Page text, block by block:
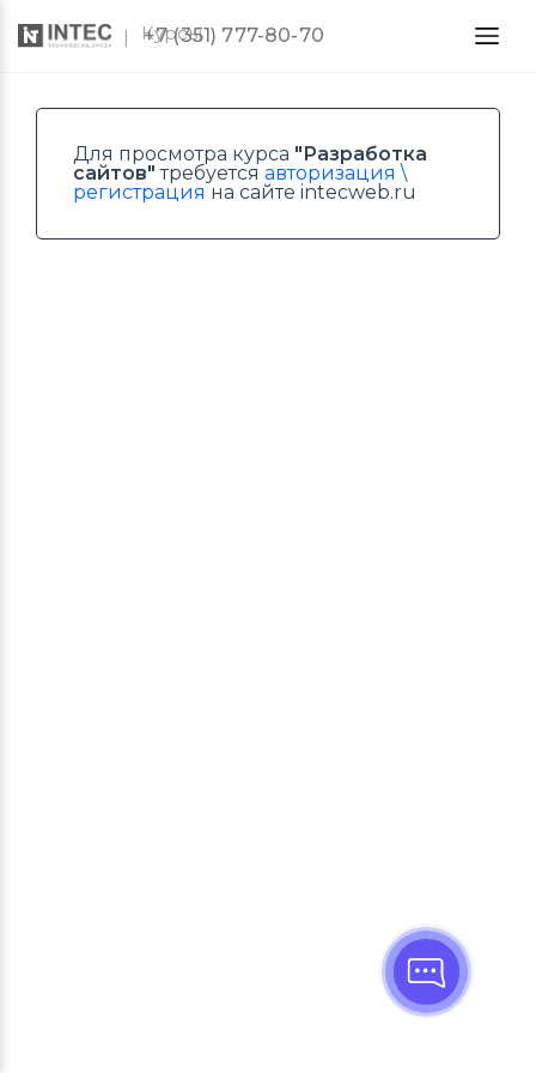
Курсы
+7 (351) 777-80-70
Для просмотра курса "Разработка
сайтов" требуется авторизация \
регистрация на сайте intecweb.ru